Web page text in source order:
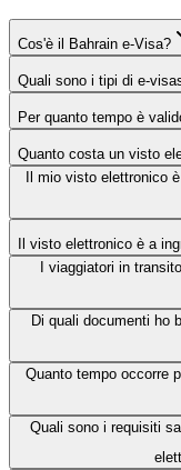
Cos'è il Bahrain e-Visa?
Quali sono i tipi di e-
Per quanto tempo è
Quanto costa un visto
Il mio visto elettronico
Il visto elettronico è a
I viaggiatori in
Di quali documenti ho
Quanto tempo occorre
Quali sono i requisiti